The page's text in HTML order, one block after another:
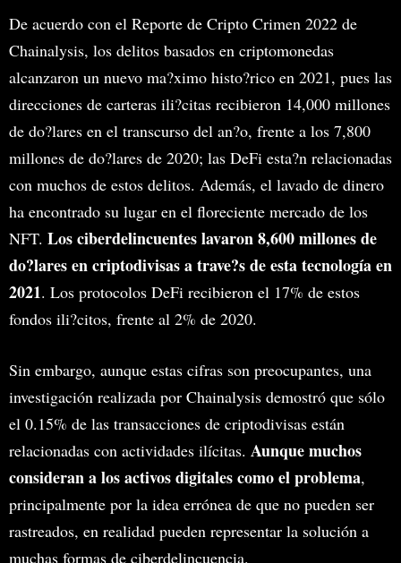
De acuerdo con el Reporte de Cripto Crimen 2022 de
Chainalysis, los delitos basados en criptomonedas
alcanzaron un nuevo ma?ximo histo?rico en 2021, pues las
direcciones de carteras ili?citas recibieron 14,000 millones
de do?lares en el transcurso del an?o, frente a los 7,800
millones de do?lares de 2020; las DeFi esta?n relacionadas
con muchos de estos delitos. Además, el lavado de dinero
ha encontrado su lugar en el floreciente mercado de los
NFT. Los ciberdelincuentes lavaron 8,600 millones de
do?lares en criptodivisas a trave?s de esta tecnología en
2021. Los protocolos DeFi recibieron el 17% de estos
fondos ili?citos, frente al 2% de 2020.
Sin embargo, aunque estas cifras son preocupantes, una
investigación realizada por Chainalysis demostró que sólo
el 0.15% de las transacciones de criptodivisas están
relacionadas con actividades ilícitas. Aunque muchos
consideran a los activos digitales como el problema,
principalmente por la idea errónea de que no pueden ser
rastreados, en realidad pueden representar la solución a
muchas formas de ciberdelincuencia.